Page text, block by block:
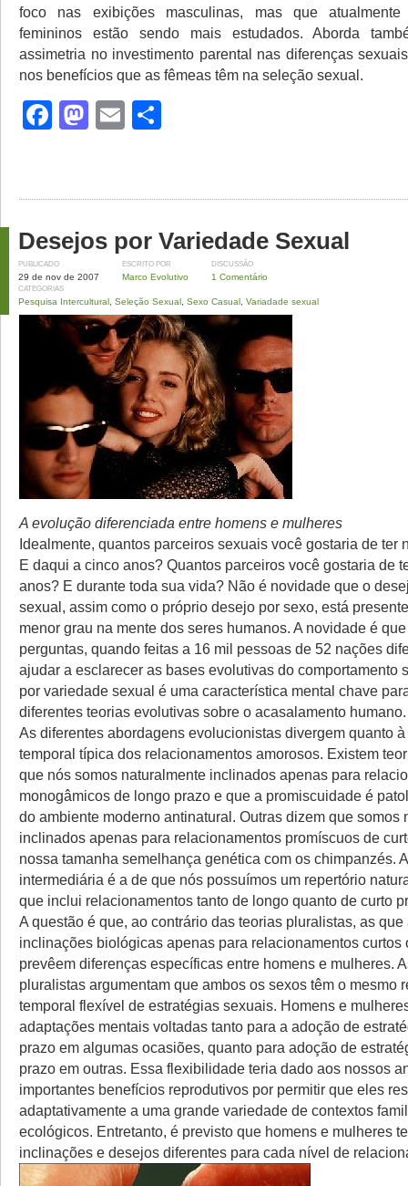
foco nas exibições masculinas, mas que atualmente
femininos estão sendo mais estudados. Aborda
assimetria no investimento parental nas diferenças
nos benefícios que as fêmeas têm na seleção sexual.
Facebook
Mastodon
Email
Desejos por Variedade Sexual
PUBLICADO
29 de nov de 2007
ESCRITO POR
Marco Evolutivo
DISCUSSÃO
1 Comentário
CATEGORIAS
Pesquisa Intercultural Seleção Sexual Sexo Casual Variadade sexual
A evolução diferenciada entre homens e mulheres
Idealmente, quantos parceiros sexuais você gostaria de ter
E daqui a cinco anos? Quantos parceiros você gostaria de
anos? E durante toda sua vida? Não é novidade que o
sexual, assim como o próprio desejo por sexo, está
menor grau na mente dos seres humanos. A novidade é
perguntas, quando feitas a 16 mil pessoas de 52 nações
ajudar a esclarecer as bases evolutivas do comportamento
por variedade sexual é uma característica mental chave
diferentes teorias evolutivas sobre o acasalamento humano.
As diferentes abordagens evolucionistas divergem quanto
temporal típica dos relacionamentos amorosos. Existem
que nós somos naturalmente inclinados apenas para
monogâmicos de longo prazo e que a promiscuidade é
do ambiente moderno antinatural. Outras dizem que somos
inclinados apenas para relacionamentos promíscuos de
nossa tamanha semelhança genética com os chimpanzés.
intermediária é a de que nós possuímos um repertório
que inclui relacionamentos tanto de longo quanto de curto
A questão é que, ao contrário das teorias pluralistas, as que
inclinações biológicas apenas para relacionamentos curtos
prevêem diferenças específicas entre homens e mulheres.
pluralistas argumentam que ambos os sexos têm o mesmo
temporal flexível de estratégias sexuais. Homens e
adaptações mentais voltadas tanto para a adoção de
prazo em algumas ocasiões, quanto para adoção de
prazo em outras. Essa flexibilidade teria dado aos nossos
importantes benefícios reprodutivos por permitir que eles
adaptativamente a uma grande variedade de contextos
ecológicos. Entretanto, é previsto que homens e mulheres
inclinações e desejos diferentes para cada nível de